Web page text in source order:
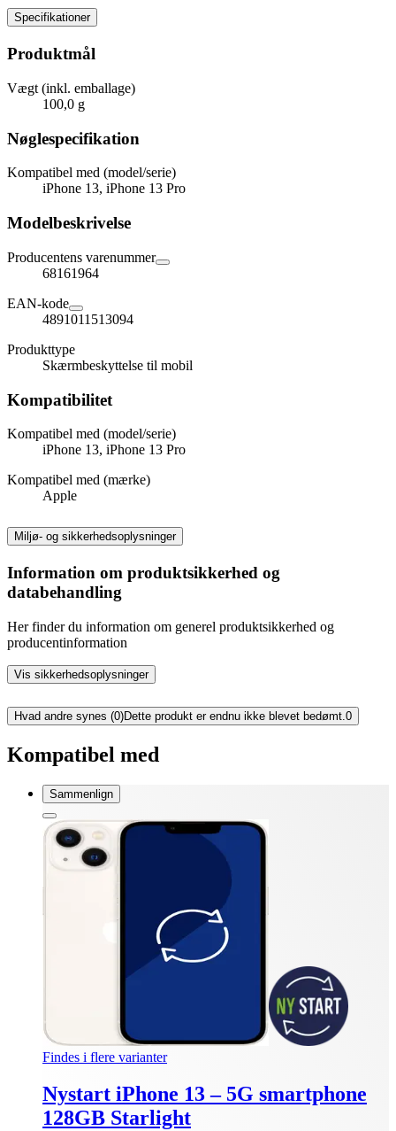
Specifikationer
Produktmål
Vægt (inkl. emballage)
100,0 g
Nøglespecifikation
Kompatibel med (model/serie)
iPhone 13, iPhone 13 Pro
Modelbeskrivelse
Producentens varenummer
68161964
EAN-kode
4891011513094
Produkttype
Skærmbeskyttelse til mobil
Kompatibilitet
Kompatibel med (model/serie)
iPhone 13, iPhone 13 Pro
Kompatibel med (mærke)
Apple
Miljø- og sikkerhedsoplysninger
Information om produktsikkerhed og
databehandling
Her finder du information om generel produktsikkerhed og
producentinformation
Vis sikkerhedsoplysninger
Hvad andre synes (0)Dette produkt er endnu ikke blevet bedømt. 0
Kompatibel med
Sammenlign
Findes i flere varianter
Nystart iPhone 13 – 5G smartphone
128GB Starlight